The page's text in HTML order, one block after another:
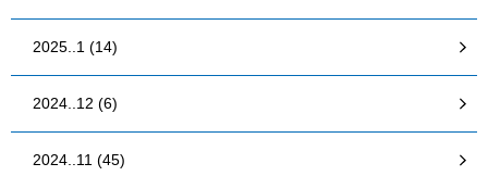
2025..1 (14)
2024..12 (6)
2024..11 (45)